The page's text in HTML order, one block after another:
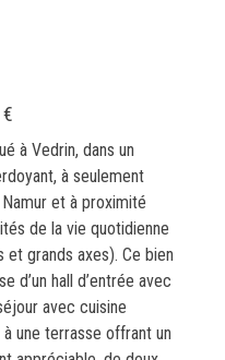
à Vedrin, dans un
à seulement
et à proximité
de la vie quotidienne
grands axes). Ce bien
d’un hall d’entrée avec
avec cuisine
une terrasse offrant un